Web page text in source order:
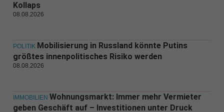
Kollaps
08.08.2026
POLITIK Mobilisierung in Russland könnte Putins
größtes innenpolitisches Risiko werden
08.08.2026
IMMOBILIEN Wohnungsmarkt: Immer mehr Vermieter
geben Geschäft auf – Investitionen unter Druck